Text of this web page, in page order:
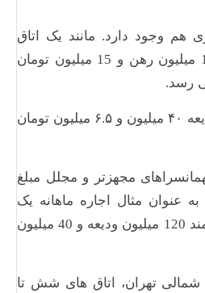
هم وجود دارد. مانند یک اتاق
چهار خوابه با بالکن با 10 میلیون رهن و 15 میلیون تومان
رسد.
یک اتاق شش خوابه با ودیعه ۴۰ میلیون و ۶.۵ میلیون تومان
مجهزتر و مجلل مبلغ
عنوان مثال اجاره ماهانه یک
اتاق با امکانات کامل نیازمند 120 میلیون ودیعه و 40 میلیون
تهران، اتاق های شش تا